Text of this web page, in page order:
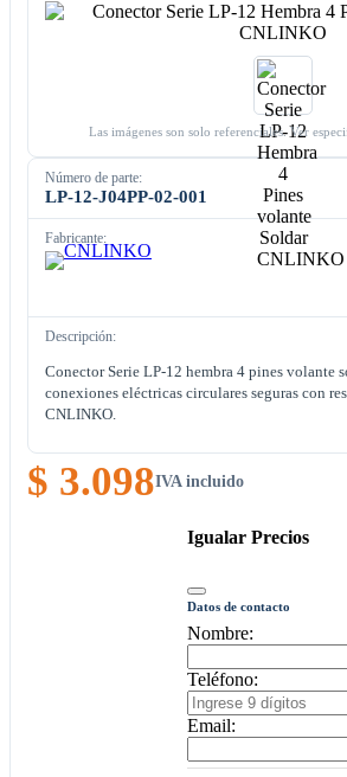
Las imágenes son solo referenciales. Ver
Número de parte:
LP-12-J04PP-02-001
Fabricante:
Descripción:
Conector Serie LP-12 hembra 4 pines volante
conexiones eléctricas circulares seguras con
CNLINKO.
$ 3.098IVA incluido
Igualar Precios
Datos de contacto
Nombre:
Teléfono:
Email: